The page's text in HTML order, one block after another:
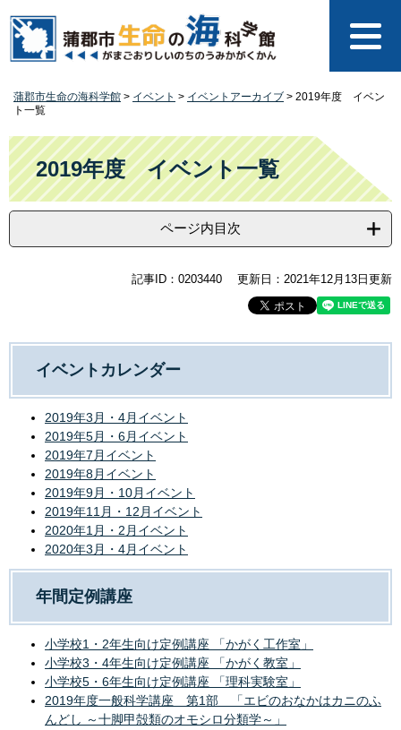
の
す
。
ー
し
て
本
文
へ
蒲郡市生命の海科学館 > イベント > イベントアーカイブ > 2019年度 イベン
ト一覧
本
文
2019年度 イベント一覧
ページ内目次
記事ID：0203440 更新日：2021年12月13日更新
イベントカレンダー
2019年3月・4月イベント
2019年5月・6月イベント
2019年7月イベント
2019年8月イベント
2019年9月・10月イベント
2019年11月・12月イベント
2020年1月・2月イベント
2020年3月・4月イベント
年間定例講座
小学校1・2年生向け定例講座 「かがく工作室」
小学校3・4年生向け定例講座 「かがく教室」
小学校5・6年生向け定例講座 「理科実験室」
2019年度一般科学講座 第1部 「エビのおなかはカニのふ
んどし ～十脚甲殻類のオモシロ分類学～」